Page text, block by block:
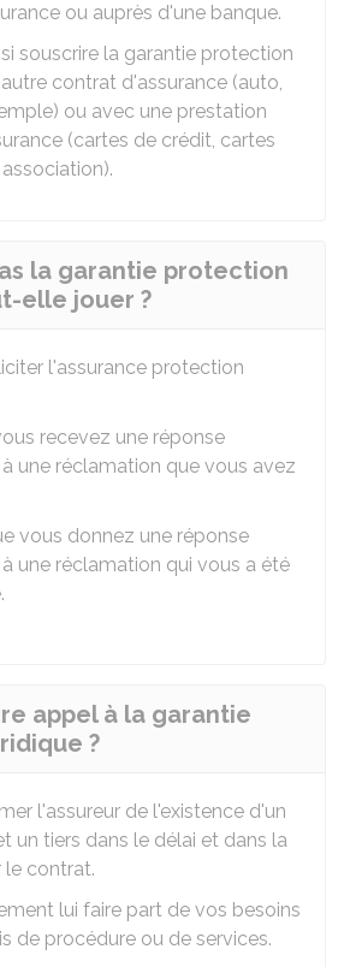
ou auprès d'une banque.
souscrire la garantie protection
contrat d'assurance (auto,
ou avec une prestation
(cartes de crédit, cartes
la garantie protection
elle jouer ?
l'assurance protection
recevez une réponse
une réclamation que vous avez
vous donnez une réponse
une réclamation qui vous a été
appel à la garantie
?
l'assureur de l'existence d'un
un tiers dans le délai et dans la
le contrat.
lui faire part de vos besoins
de procédure ou de services.